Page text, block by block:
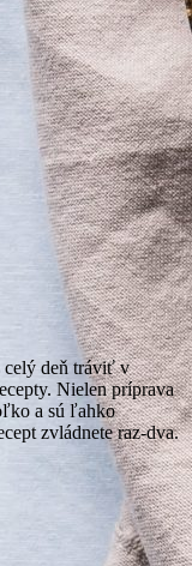
celý deň tráviť v
Nielen príprava
a sú ľahko
zvládnete raz-dva.